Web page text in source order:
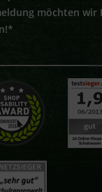
möchten wir